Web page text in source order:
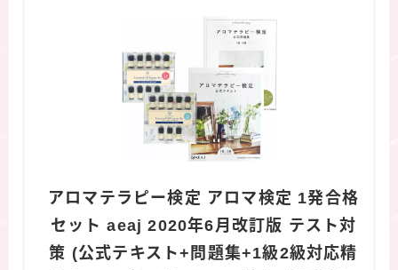
アロマテラピー検定 アロマ検定 1発合格
セット aeaj 2020年6月改訂版 テスト対
策 (公式テキスト+問題集+1級2級対応精